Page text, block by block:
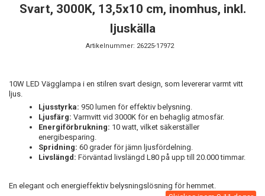
Svart, 3000K, 13,5x10 cm, inomhus, inkl.
ljuskälla
Artikelnummer: 26225-17972
10W LED Vägglampa i en stilren svart design, som levererar varmt vitt
ljus.
Ljusstyrka: 950 lumen för effektiv belysning.
Ljusfärg: Varmvitt vid 3000K för en behaglig atmosfär.
Energiförbrukning: 10 watt, vilket säkerställer
energibesparing.
Spridning: 60 grader för jämn ljusfördelning.
Livslängd: Förväntad livslängd L80 på upp till 20.000 timmar.
En elegant och energieffektiv belysningslösning för hemmet.